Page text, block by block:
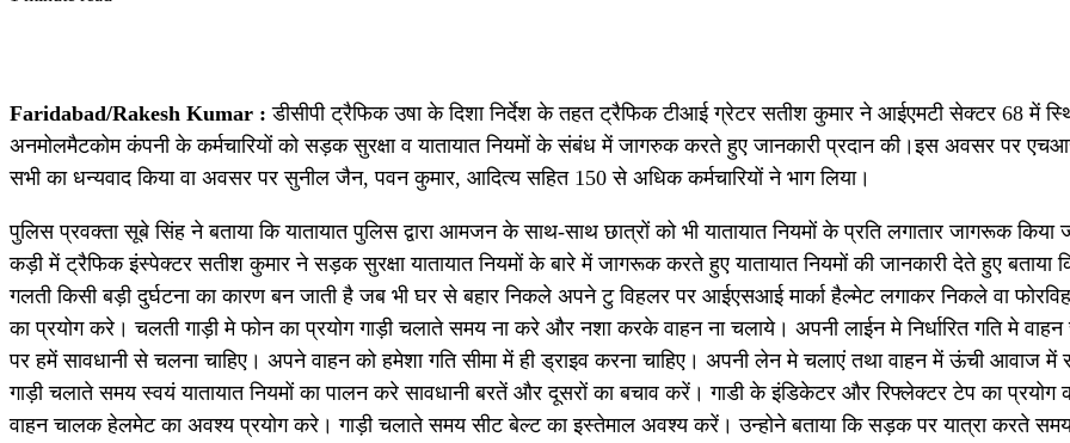
Faridabad/Rakesh Kumar : डीसीपी ट्रैफिक उषा के दिशा निर्देश के तहत ट्रैफिक टीआई ग्रेटर सतीश कुमार ने आईएमटी सेक्टर 68 में
अनमोलमैटकोम कंपनी के कर्मचारियों को सड़क सुरक्षा व यातायात नियमों के संबंध में जागरुक करते हुए जानकारी प्रदान की।इस अवसर पर
सभी का धन्यवाद किया वा अवसर पर सुनील जैन, पवन कुमार, आदित्य सहित 150 से अधिक कर्मचारियों ने भाग लिया।
पुलिस प्रवक्ता सूबे सिंह ने बताया कि यातायात पुलिस द्वारा आमजन के साथ-साथ छात्रों को भी यातायात नियमों के प्रति लगातार जागरूक किया
कड़ी में ट्रैफिक इंस्पेक्टर सतीश कुमार ने सड़क सुरक्षा यातायात नियमों के बारे में जागरूक करते हुए यातायात नियमों की जानकारी देते हुए बताया
गलती किसी बड़ी दुर्घटना का कारण बन जाती है जब भी घर से बहार निकले अपने टु विहलर पर आईएसआई मार्का हैल्मेट लगाकर निकले वा
का प्रयोग करे। चलती गाड़ी मे फोन का प्रयोग गाड़ी चलाते समय ना करे और नशा करके वाहन ना चलाये। अपनी लाईन मे निर्धारित गति मे
पर हमें सावधानी से चलना चाहिए। अपने वाहन को हमेशा गति सीमा में ही ड्राइव करना चाहिए। अपनी लेन मे चलाएं तथा वाहन में ऊंची आवाज में
गाड़ी चलाते समय स्वयं यातायात नियमों का पालन करे सावधानी बरतें और दूसरों का बचाव करें। गाडी के इंडिकेटर और रिफ्लेक्टर टेप का प्रयोग
वाहन चालक हेलमेट का अवश्य प्रयोग करे। गाड़ी चलाते समय सीट बेल्ट का इस्तेमाल अवश्य करें। उन्होने बताया कि सड़क पर यात्रा करते समय